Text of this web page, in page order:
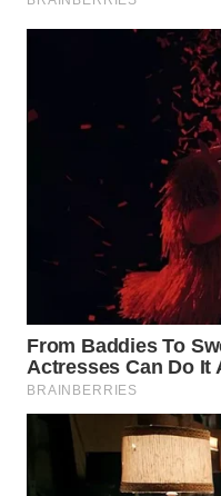
SELATAN
WN
LESUNG
WN
SIMALUNGUN
WN
LABUHANBATU